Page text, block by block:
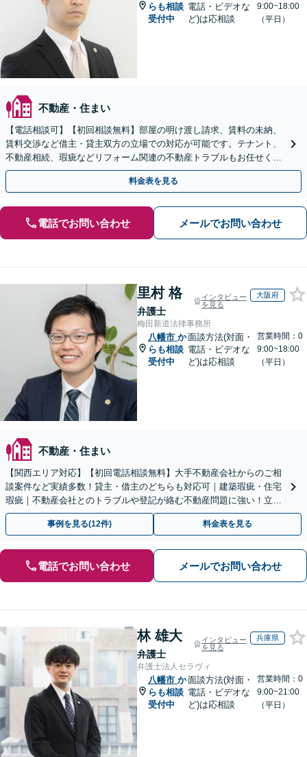
らも相談
受付中
電話・ビデオな
ど)は応相談
9:00~18:00
（平日）
不動産・住まい
【電話相談可】【初回相談無料】部屋の明け渡し請求、賃料の未納、
賃料交渉など借主・貸主双方の立場での対応が可能です。テナント、
不動産相続、瑕疵などリフォーム関連の不動産トラブルもお任せくだ
さい【分割払い可】
料金表を見る
電話でお問い合わせ メールでお問い合わせ
里村 格
弁護士
インタビュー
を見る
大阪府
梅田新道法律事務所
八幡市 か
らも相談
受付中
面談方法(対面・
電話・ビデオな
ど)は応相談
営業時間：0
9:00~18:00
（平日）
不動産・住まい
【関西エリア対応】【初回電話相談無料】大手不動産会社からのご相
談案件など実績多数！貸主・借主のどちらも対応可｜建築瑕疵・住宅
瑕疵｜不動産会社とのトラブルや登記が絡む不動産問題に強い！立ち
退き／建物の明け渡し請求【Zooｍ相談可】
事例を見る(12件) 料金表を見る
電話でお問い合わせ メールでお問い合わせ
林 雄大
弁護士
インタビュー
を見る
兵庫県
弁護士法人セラヴィ
八幡市 か
らも相談
受付中
面談方法(対面・
電話・ビデオな
ど)は応相談
営業時間：0
9:00~21:00
（平日）